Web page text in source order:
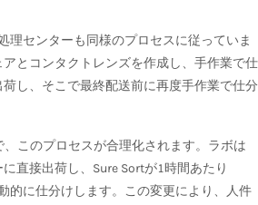
理センターも同様のプロセスに従っていま
とコンタクトレンズを作成し、手作業で仕
し、そこで最終配送前に再度手作業で仕分
このプロセスが合理化されます。ラボは
直接出荷し、Sure Sortが1時間あたり
的に仕分けします。この変更により、人件